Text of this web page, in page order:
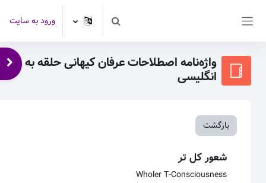
Toggle search inputورود به سایت
واژه‌نامه اصطلاحات عرفان کیهانی حلقه به
انگلیسی
بازگشت
شعور کل تر
Wholer T-Consciousness